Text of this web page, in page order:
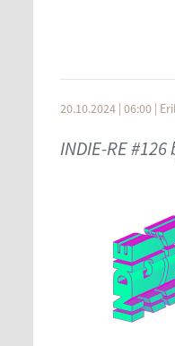
20.10.2024 | 06:00 |
INDIE-RE